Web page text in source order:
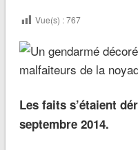
Vue(s) :767
Les faits s’étaient
septembre 2014.